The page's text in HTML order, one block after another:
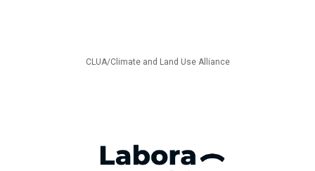
CLUA/Climate and Land Use Alliance